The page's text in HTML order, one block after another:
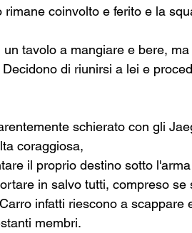
coinvolto e ferito e la
tavolo a mangiare e bere,
di riunirsi a lei e
schierato con gli
coraggiosa,
il proprio destino sotto
in salvo tutti, compreso se
infatti riescono a scappare
membri.